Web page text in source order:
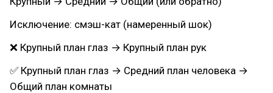
Исключение: смэш-кат (намеренный шок)
❌ Крупный план глаз → Крупный план рук
✅ Крупный план глаз → Средний план человека →
Общий план комнаты